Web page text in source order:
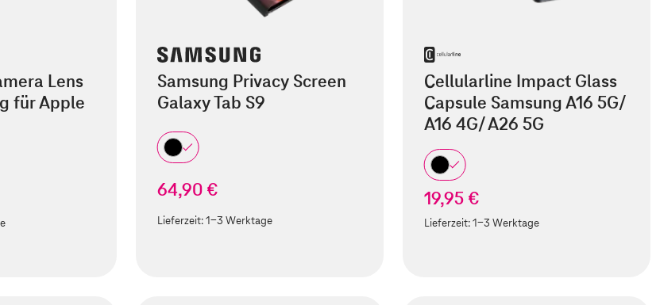
Lens
für Apple
Samsung Privacy Screen
Galaxy Tab S9
64,90 €
Lieferzeit:1-3 Werktage
Cellularline Impact Glass
Capsule Samsung A16 5G/
A16 4G/ A26 5G
19,95 €
Lieferzeit:1-3 Werktage